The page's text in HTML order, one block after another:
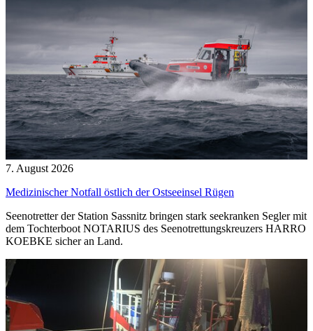
7. August 2026
Medizinischer Notfall östlich der Ostseeinsel Rügen
Seenotretter der Station Sassnitz bringen stark seekranken Segler mit
dem Tochterboot NOTARIUS des Seenotrettungskreuzers HARRO
KOEBKE sicher an Land.